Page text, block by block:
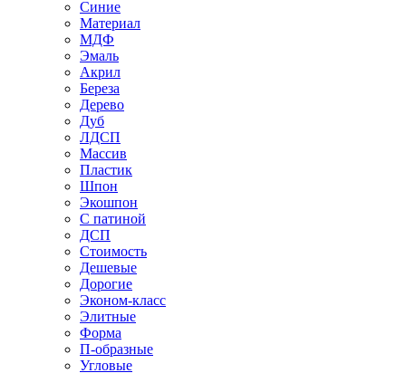
Синие
Материал
МДФ
Эмаль
Акрил
Береза
Дерево
Дуб
ЛДСП
Массив
Пластик
Шпон
Экошпон
С патиной
ДСП
Стоимость
Дешевые
Дорогие
Эконом-класс
Элитные
Форма
П-образные
Угловые